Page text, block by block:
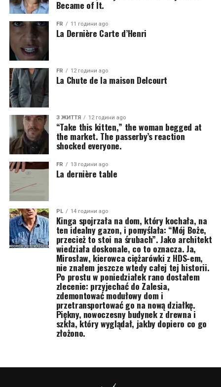
Became of It.
FR 11 години ago
La Dernière Carte d’Henri
FR 12 години ago
La Chute de la maison Delcourt
З ЖИТТЯ 12 години ago
“Take this kitten,” the woman begged at
the market. The passerby’s reaction
shocked everyone.
FR 13 години ago
La dernière table
PL 14 години ago
Kinga spojrzała na dom, który kochała, na
ten idealny gazon, i pomyślała: “Mój Boże,
przecież to stoi na śrubach”. Jako architekt
wiedziała doskonale, co to oznacza. Ja,
Mirosław, kierowca ciężarówki z HDS-em,
nie znałem jeszcze wtedy całej tej historii.
Po prostu w poniedziałek rano dostałem
zlecenie: przyjechać do Zalesia,
zdemontować modułowy dom i
przetransportować go na nową działkę.
Piękny, nowoczesny budynek z drewna i
szkła, który wyglądał, jakby dopiero co go
złożono.